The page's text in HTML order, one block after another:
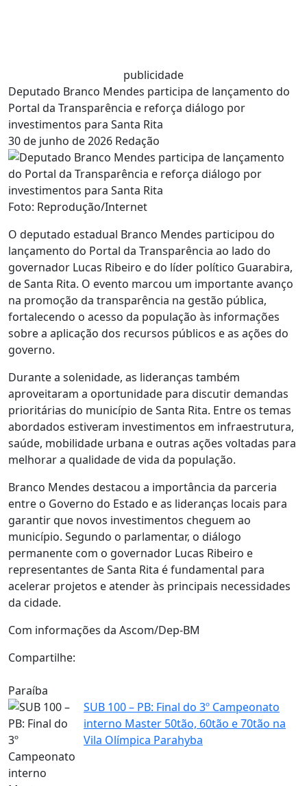
publicidade
Deputado Branco Mendes participa de lançamento do
Portal da Transparência e reforça diálogo por
investimentos para Santa Rita
30 de junho de 2026 Redação
Foto: Reprodução/Internet
O deputado estadual Branco Mendes participou do
lançamento do Portal da Transparência ao lado do
governador Lucas Ribeiro e do líder político Guarabira,
de Santa Rita. O evento marcou um importante avanço
na promoção da transparência na gestão pública,
fortalecendo o acesso da população às informações
sobre a aplicação dos recursos públicos e as ações do
governo.
Durante a solenidade, as lideranças também
aproveitaram a oportunidade para discutir demandas
prioritárias do município de Santa Rita. Entre os temas
abordados estiveram investimentos em infraestrutura,
saúde, mobilidade urbana e outras ações voltadas para
melhorar a qualidade de vida da população.
Branco Mendes destacou a importância da parceria
entre o Governo do Estado e as lideranças locais para
garantir que novos investimentos cheguem ao
município. Segundo o parlamentar, o diálogo
permanente com o governador Lucas Ribeiro e
representantes de Santa Rita é fundamental para
acelerar projetos e atender às principais necessidades
da cidade.
Com informações da Ascom/Dep-BM
Compartilhe:
Paraíba
SUB 100 – PB: Final do 3º Campeonato
interno Master 50tão, 60tão e 70tão na
Vila Olímpica Parahyba